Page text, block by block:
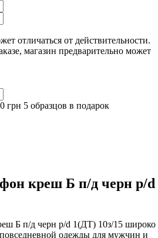
отличаться от действительности.
магазин предварительно может
грн 5 образцов в подарок
креш Б п/д черн p/d
Б п/д черн p/d 1(ДТ) 10з/15 широко
одежды для мужчин и